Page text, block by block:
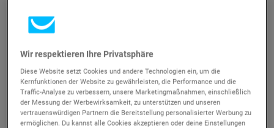
zur Seite steht. Wir möchten dir den besten
Support bieten und dir eine nahtlose und
effiziente Erfahrung mit GetResponse MAX
ermöglichen.
Wir respektieren Ihre Privatsphäre
Diese Website setzt Cookies und andere Technologien ein, um die
Kernfunktionen der Website zu gewährleisten, die Performance und die
Traffic-Analyse zu verbessern, unsere Marketingmaßnahmen, einschließlich
der Messung der Werbewirksamkeit, zu unterstützen und unseren
vertrauenswürdigen Partnern die Bereitstellung personalisierter Werbung zu
ermöglichen. Du kannst alle Cookies akzeptieren oder deine Einstellungen